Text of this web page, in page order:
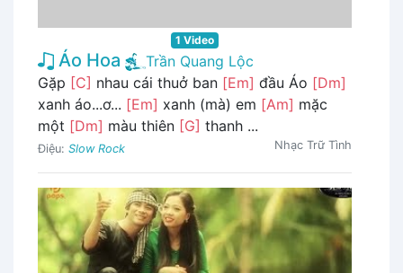
1 Video
Áo Hoa
Trần Quang Lộc
Gặp [C] nhau cái thuở ban [Em] đầu Áo [Dm]
xanh áo...ơ... [Em] xanh (mà) em [Am] mặc
một [Dm] màu thiên [G] thanh ...
Điệu: Slow Rock Nhạc Trữ Tình